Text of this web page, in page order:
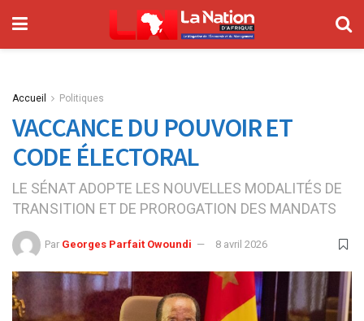
Accueil Politiques
VACCANCE DU POUVOIR ET
CODE ÉLECTORAL
LE SÉNAT ADOPTE LES NOUVELLES MODALITÉS DE
TRANSITION ET DE PROROGATION DES MANDATS
Par Georges Parfait Owoundi 8 avril 2026